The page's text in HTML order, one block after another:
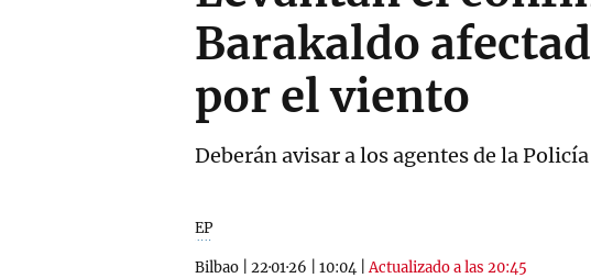
Barakaldo
por el viento
Deberán avisar a los agentes de la
EP
Bilbao 22·01·26 10:04 |Actualizado a las 20:45